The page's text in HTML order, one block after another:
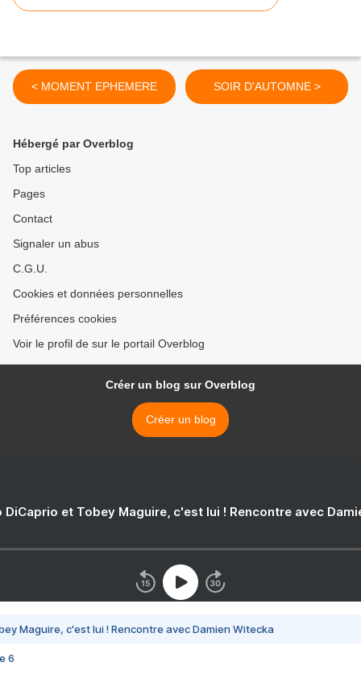
< MOMENT EPHEMERE SOIR D'AUTOMNE >
Hébergé par Overblog
Top articles
Pages
Contact
Signaler un abus
C.G.U.
Cookies et données personnelles
Préférences cookies
Voir le profil de sur le portail Overblog
Créer un blog sur Overblog
Créer un blog
DiCaprio et Tobey Maguire, c'est lui ! Rencontre avec
Maguire, c'est lui ! Rencontre avec Damien Witecka
6